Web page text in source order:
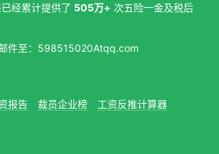
经累计提供了 505万+ 次五险一金及税后
件至：598515020Atqq.com
报告 裁员企业榜 工资反推计算器